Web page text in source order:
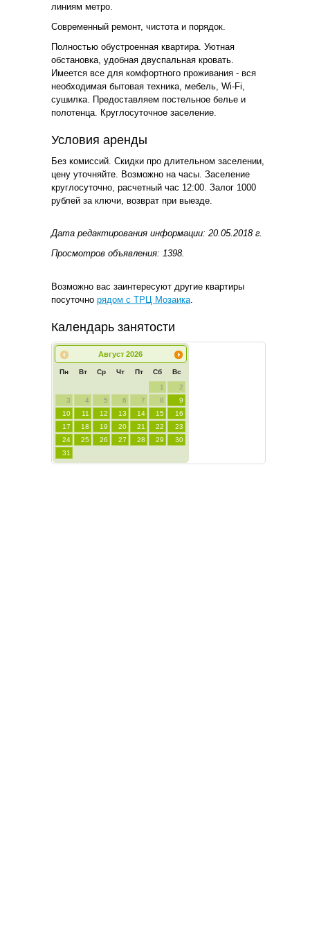
линиям метро.
Современный ремонт, чистота и порядок.
Полностью обустроенная квартира. Уютная
обстановка, удобная двуспальная кровать.
Имеется все для комфортного проживания - вся
необходимая бытовая техника, мебель, Wi-Fi,
сушилка. Предоставляем постельное белье и
полотенца. Круглосуточное заселение.
Условия аренды
Без комиссий. Скидки про длительном заселении,
цену уточняйте. Возможно на часы. Заселение
круглосуточно, расчетный час 12:00. Залог 1000
рублей за ключи, возврат при выезде.
Дата редактирования информации: 20.05.2018 г.
Просмотров объявления: 1398.
Возможно вас заинтересуют другие квартиры
посуточно рядом с ТРЦ Мозаика
Календарь занятости
Август 2026
Пн Вт Ср Чт Пт Сб Вс
1
2
3
4 5 6 7 8
9
10
11 12 13 14 15
16
17
18 19 20 21 22
23
24
25 26 27 28 29
30
31